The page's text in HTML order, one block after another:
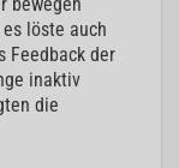
bewegen
löste auch
Feedback der
inaktiv
die